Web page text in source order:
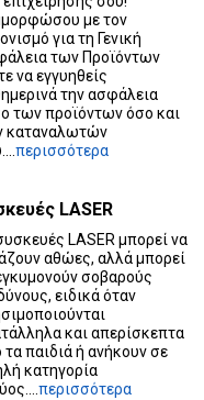
με τον
για τη Γενική
των Προϊόντων
να εγγυηθείς
την ασφάλεια
των προϊόντων όσο και
καταναλωτών
περισσότερα
LASER
LASER μπορεί να
αθώες, αλλά μπορεί
σοβαρούς
ειδικά όταν
και απερίσκεπτα
τα παιδιά ή ανήκουν σε
κατηγορία
περισσότερα